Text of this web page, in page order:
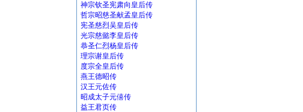
神宗钦圣宪肃向皇后传
哲宗昭慈圣献孟皇后传
宪圣慈烈吴皇后传
光宗慈懿李皇后传
恭圣仁烈杨皇后传
理宗谢皇后传
度宗全皇后传
燕王德昭传
汉王元佐传
昭成太子元僖传
益王君页传